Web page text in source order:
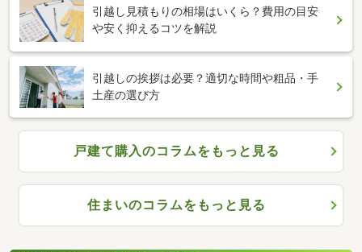
引越し見積もりの相場はいくら？費用の目安
や安く抑えるコツを解説
引越しの挨拶は必要？適切な時間や粗品・手
土産の選び方
戸建て購入のコラムをもっと見る
住まいのコラムをもっと見る